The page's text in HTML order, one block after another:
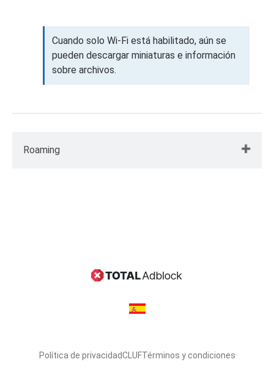
Cuando solo Wi-Fi está habilitado, aún se
pueden descargar miniaturas e información
sobre archivos.
Roaming
Política de privacidadCLUFTérminos y condiciones